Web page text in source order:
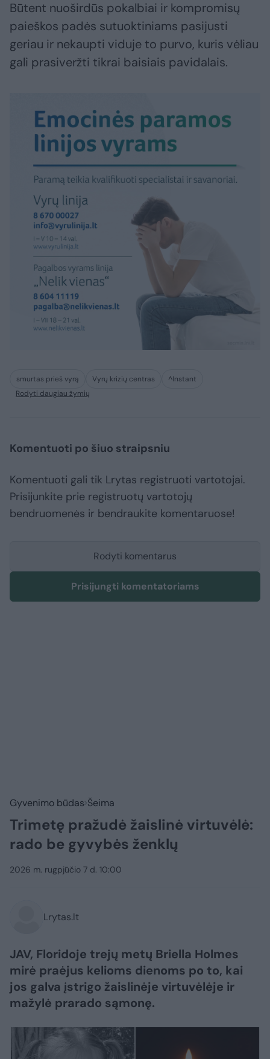
Būtent nuoširdūs pokalbiai ir kompromisų
paieškos padės sutuoktiniams pasijusti
geriau ir nekaupti viduje to purvo, kuris vėliau
gali prasiveržti tikrai baisiais pavidalais.
smurtas prieš vyrą Vyrų krizių centras
^Instant
Rodyti daugiau žymių
Komentuoti po šiuo straipsniu
Komentuoti gali tik Lrytas registruoti vartotojai.
Prisijunkite prie registruotų vartotojų
bendruomenės ir bendraukite komentaruose!
Rodyti komentarus
Prisijungti komentatoriams
Gyvenimo būdas Šeima
Trimetę pražudė žaislinė virtuvėlė:
rado be gyvybės ženklų
2026 m. rugpjūčio 7 d. 10:00
Lrytas.lt
JAV, Floridoje trejų metų Briella Holmes
mirė praėjus kelioms dienoms po to, kai
jos galva įstrigo žaislinėje virtuvėlėje ir
mažylė prarado sąmonę.